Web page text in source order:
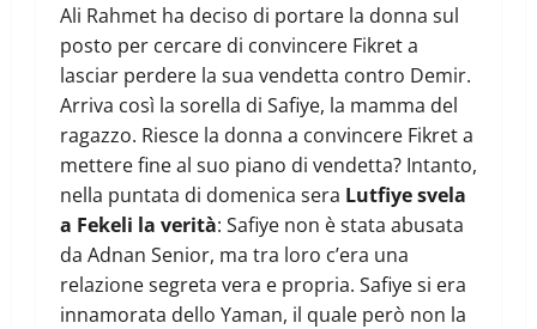
Ali Rahmet ha deciso di portare la donna sul
posto per cercare di convincere Fikret a
lasciar perdere la sua vendetta contro Demir.
Arriva così la sorella di Safiye, la mamma del
ragazzo. Riesce la donna a convincere Fikret a
mettere fine al suo piano di vendetta? Intanto,
nella puntata di domenica sera Lutfiye svela
a Fekeli la verità: Safiye non è stata abusata
da Adnan Senior, ma tra loro c’era una
relazione segreta vera e propria. Safiye si era
innamorata dello Yaman, il quale però non la